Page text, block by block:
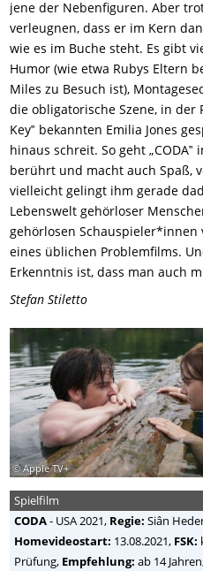
jene der Nebenfiguren. Aber
verleugnen, dass er im Kern
wie es im Buche steht. Es gibt
Humor (wie etwa Rubys Eltern
Miles zu Besuch ist),
die obligatorische Szene, in der
Key‟ bekannten Emilia Jones
hinaus schreit. So geht
berührt und macht auch Spaß,
vielleicht gelingt ihm gerade
Lebenswelt gehörloser
gehörlosen
eines üblichen Problemfilms.
Erkenntnis ist, dass man auch
Stefan Stiletto
© Apple TV+
Spielfilm
CODA- USA2021, Regie: Siân
Homevideostart: 13.08.2021, FSK:
Prüfung, Empfehlung: ab 14